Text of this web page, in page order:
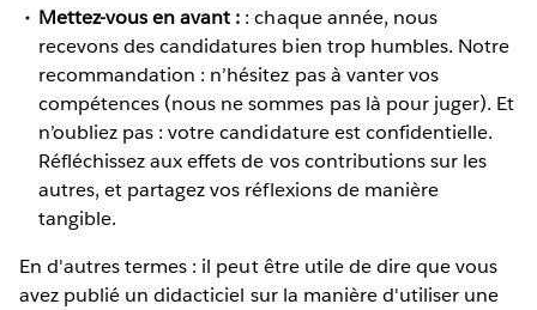
Mettez-vous en avant : : chaque année, nous
recevons des candidatures bien trop humbles. Notre
recommandation : n’hésitez pas à vanter vos
compétences (nous ne sommes pas là pour juger). Et
n’oubliez pas : votre candidature est confidentielle.
Réfléchissez aux effets de vos contributions sur les
autres, et partagez vos réflexions de manière
tangible.
En d'autres termes : il peut être utile de dire que vous
avez publié un didacticiel sur la manière d'utiliser une